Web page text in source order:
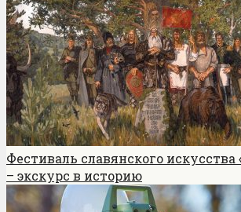
Фестиваль славянского искусства
– экскурс в историю